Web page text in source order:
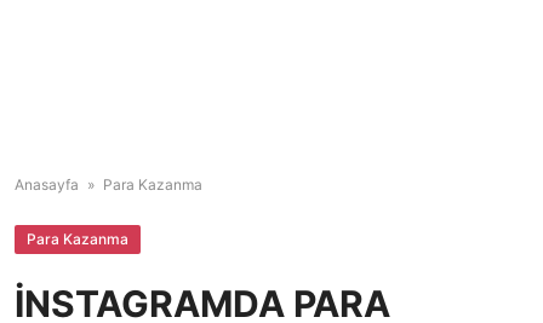
Anasayfa » Para Kazanma
Para Kazanma
İNSTAGRAMDA PARA